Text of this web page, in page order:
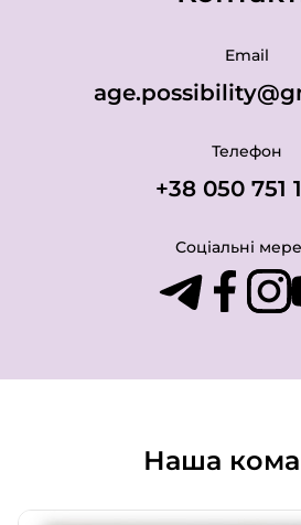
Email
Телефон
+38 050 751
Соціальні
Наша